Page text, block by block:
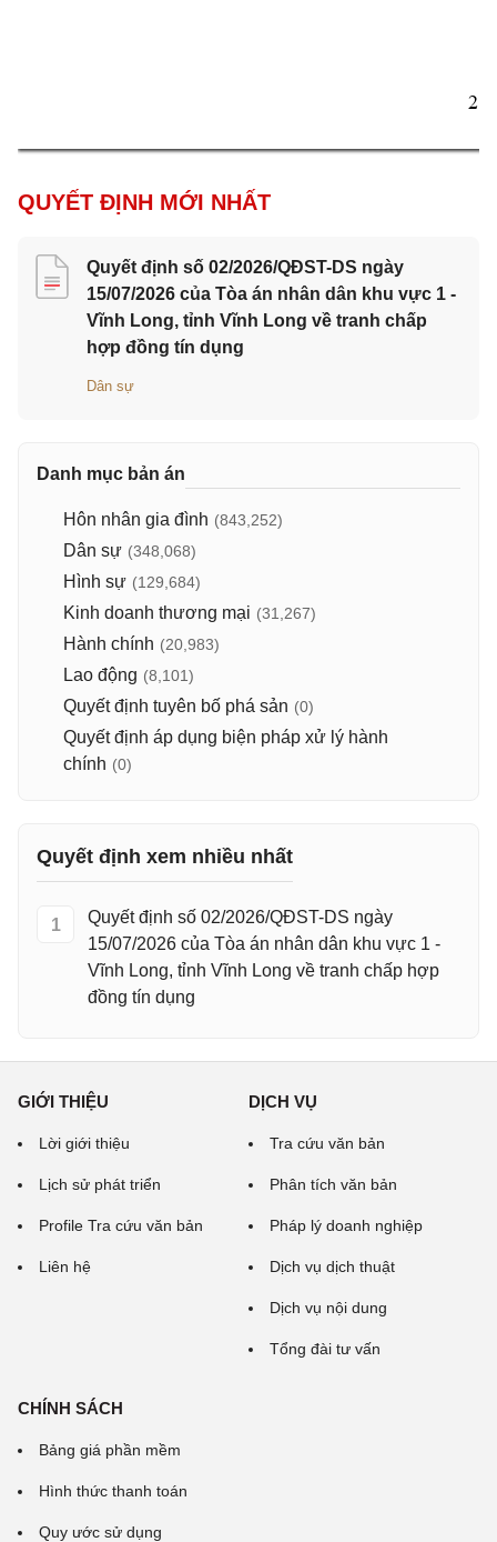
2
QUYẾT ĐỊNH MỚI NHẤT
Quyết định số 02/2026/QĐST-DS ngày
15/07/2026 của Tòa án nhân dân khu vực 1 -
Vĩnh Long, tỉnh Vĩnh Long về tranh chấp
hợp đồng tín dụng
Dân sự
Danh mục bản án
Hôn nhân gia đình (843,252)
Dân sự (348,068)
Hình sự (129,684)
Kinh doanh thương mại (31,267)
Hành chính (20,983)
Lao động (8,101)
Quyết định tuyên bố phá sản (0)
Quyết định áp dụng biện pháp xử lý hành
chính (0)
Quyết định xem nhiều nhất
1
Quyết định số 02/2026/QĐST-DS ngày
15/07/2026 của Tòa án nhân dân khu vực 1 -
Vĩnh Long, tỉnh Vĩnh Long về tranh chấp hợp
đồng tín dụng
GIỚI THIỆU
Lời giới thiệu
Lịch sử phát triển
Profile Tra cứu văn bản
Liên hệ
DỊCH VỤ
Tra cứu văn bản
Phân tích văn bản
Pháp lý doanh nghiệp
Dịch vụ dịch thuật
Dịch vụ nội dung
Tổng đài tư vấn
CHÍNH SÁCH
Bảng giá phần mềm
Hình thức thanh toán
Quy ước sử dụng